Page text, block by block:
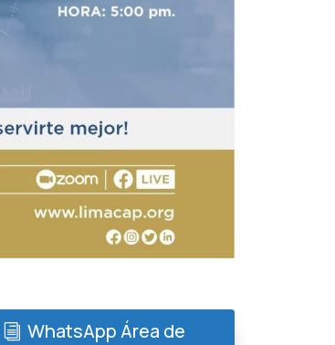
WhatsApp Área de